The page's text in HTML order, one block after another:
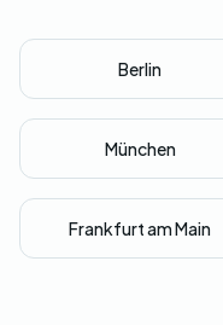
Berlin
München
Frankfurt am Main